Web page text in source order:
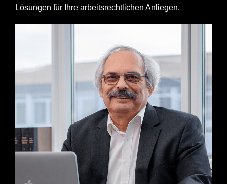
Lösungen für Ihre arbeitsrechtlichen Anliegen.